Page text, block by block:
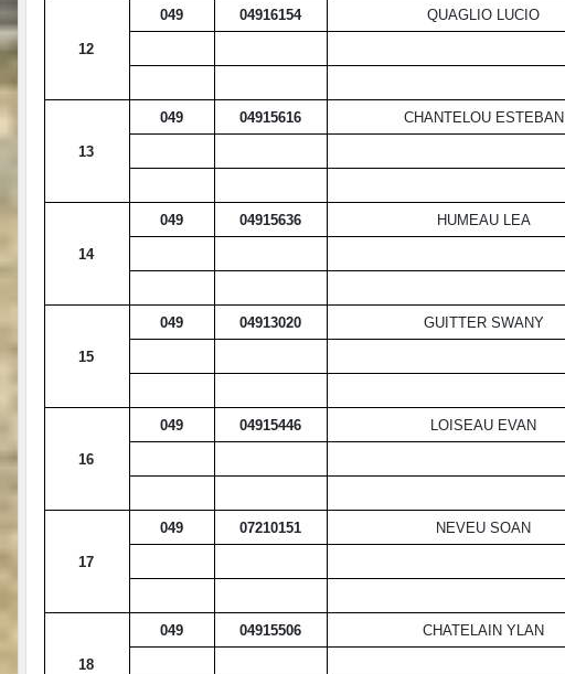
12
049 04916154 QUAGLIO LUCIO
13
049 04915616 CHANTELOU ESTEBAN
14
049 04915636 HUMEAU LEA
15
049 04913020 GUITTER SWANY
16
049 04915446 LOISEAU EVAN
17
049 07210151 NEVEU SOAN
18
049 04915506 CHATELAIN YLAN